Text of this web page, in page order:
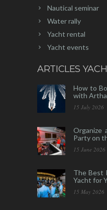
Nautical seminar
Water rally
Yacht rental
Yacht events
ARTICLES
How to
with
15 July 2026
Organize
Party on
15 June 2026
The Best
Yacht for
15 May 2026